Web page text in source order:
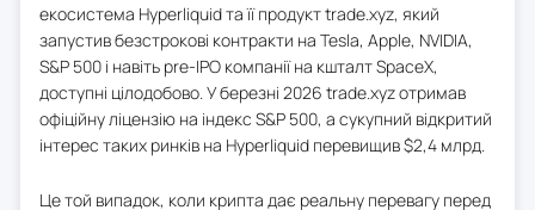
екосистема Hyperliquid та її продукт trade.xyz, який
запустив безстрокові контракти на Tesla, Apple, NVIDIA,
S&P 500 і навіть pre-IPO компанії на кшталт SpaceX,
доступні цілодобово. У березні 2026 trade.xyz отримав
офіційну ліцензію на індекс S&P 500, а сукупний відкритий
інтерес таких ринків на Hyperliquid перевищив $2,4 млрд.
Це той випадок, коли крипта дає реальну перевагу перед